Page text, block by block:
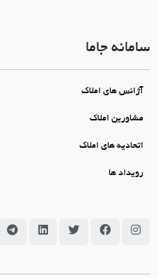
سامانه جاما
آژانس های املاک
مشاورین املاک
اتحادیه های املاک
رویداد ها
سامانه جاما در اینستاگرام
سامانه جاما در فیسبوک
سامانه جاما در
سامانه